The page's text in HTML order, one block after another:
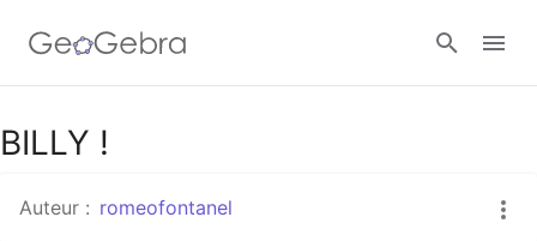
Google Classroom
Classe GeoGebra
BILLY !
Auteur : romeofontanel